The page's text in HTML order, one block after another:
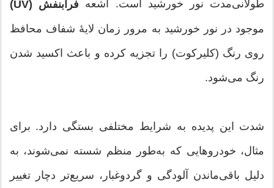
طولانی‌مدت نور خورشید است. اشعه فرابنفش (UV)
موجود در نور خورشید به مرور زمان لایهٔ شفاف محافظ
روی رنگ (کلیرکوت) را تجزیه کرده و باعث اکسید شدن
رنگ می‌شود.
شدت این پدیده به شرایط مختلفی بستگی دارد. برای
مثال، خودروهایی که به‌طور منظم شسته نمی‌شوند، به
دلیل باقی‌ماندن آلودگی و گردوغبار، سریع‌تر دچار تغییر